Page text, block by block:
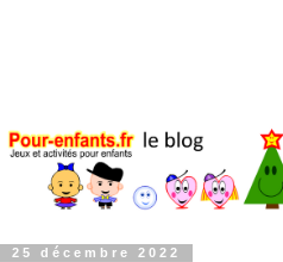
25 décembre 2022